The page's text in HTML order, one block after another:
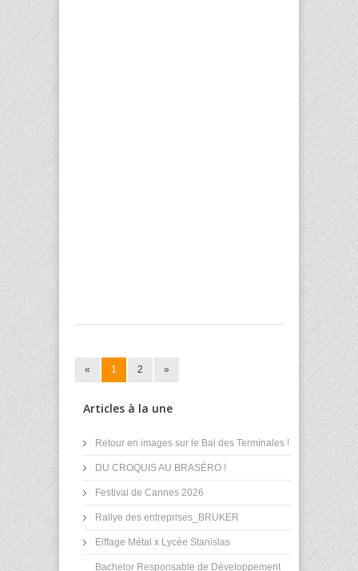
« 1 2 »
Articles à la une
Retour en images sur le Bal des Terminales !
DU CROQUIS AU BRASÉRO !
Festival de Cannes 2026
Rallye des entreprises_BRUKER
Eiffage Métal x Lycée Stanislas
Bachelor Responsable de Développement